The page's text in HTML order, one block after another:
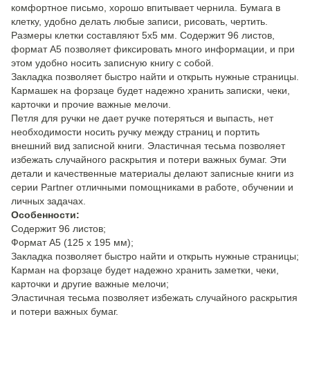
комфортное письмо, хорошо впитывает чернила. Бумага в
клетку, удобно делать любые записи, рисовать, чертить.
Размеры клетки составляют 5х5 мм. Содержит 96 листов,
формат А5 позволяет фиксировать много информации, и при
этом удобно носить записную книгу с собой.
Закладка позволяет быстро найти и открыть нужные страницы.
Кармашек на форзаце будет надежно хранить записки, чеки,
карточки и прочие важные мелочи.
Петля для ручки не дает ручке потеряться и выпасть, нет
необходимости носить ручку между страниц и портить
внешний вид записной книги. Эластичная тесьма позволяет
избежать случайного раскрытия и потери важных бумаг. Эти
детали и качественные материалы делают записные книги из
серии Partner отличными помощниками в работе, обучении и
личных задачах.
Особенности:
Содержит 96 листов;
Формат А5 (125 x 195 мм);
Закладка позволяет быстро найти и открыть нужные страницы;
Карман на форзаце будет надежно хранить заметки, чеки,
карточки и другие важные мелочи;
Эластичная тесьма позволяет избежать случайного раскрытия
и потери важных бумаг.